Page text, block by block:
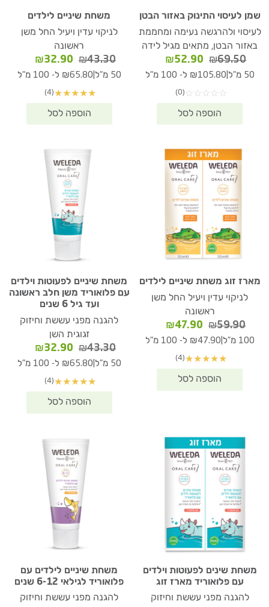
שמן לעיסוי התינוק באזור הבטן
לעיסוי ולהרגשה נעימה ומחממת
באזור הבטן, מתאים מגיל לידה
₪69.50
המחיר
המקורי
₪69.50.
₪52.90
המחיר
הנוכחי
50 מ"ל ₪105.80 ל- 100 מ"ל
☆
☆
☆
☆
☆
(0)
משחת שיניים לילדים
לניקוי עדין ויעיל החל משן
ראשונה
₪43.30
המחיר
המקורי
₪43.30.
₪32.90
הנוכחי
50 מ"ל ₪65.80 ל- 100 מ"ל
★
★
★
★
★
(4)
מארז זוג משחת שיניים לילדים
לניקוי עדין ויעיל החל משן
ראשונה
₪59.90
המחיר
המקורי
₪59.90.
₪47.90
המחיר
הנוכחי
100 מ"ל ₪47.90 ל- 100 מ"ל
★
★
★
★
★
(4)
משחת שיניים לפעוטות וילדים
עם פלואוריד משן חלב ראשונה
ועד גיל 6 שנים
להגנה מפני עששת וחיזוק
זגוגית השן
₪43.30
המחיר
המקורי
₪43.30.
₪32.90
הנוכחי
50 מ"ל ₪65.80 ל- 100 מ"ל
★
★
★
★
★
(4)
משחת שינים לפעוטות וילדים
עם פלואוריד מארז זוג
להגנה מפני עששת וחיזוק
משחת שיניים לילדים עם
פלואוריד לגילאי 6-12 שנים
להגנה מפני עששת וחיזוק